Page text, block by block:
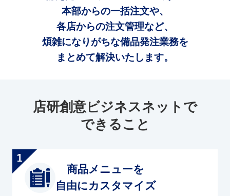
本部からの一括注文や、
各店からの注文管理など、
煩雑になりがちな備品発注業務を
まとめて解決いたします。
店研創意ビジネスネットで
できること
商品メニューを
自由にカスタマイズ